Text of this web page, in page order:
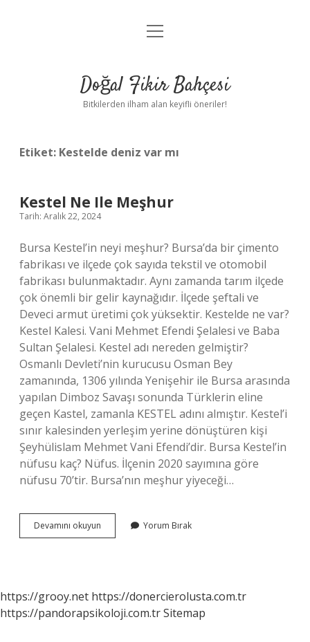
Anasayfa
Yasal Uyarı
menüyü
Doğal Fikir Bahçesi
Bitkilerden ilham alan keyifli öneriler!
Etiket: Kestelde deniz var mı
Kestel Ne Ile Meşhur
Tarih: Aralık 22, 2024
Bursa Kestel’in neyi meşhur? Bursa’da bir çimento
fabrikası ve ilçede çok sayıda tekstil ve otomobil
fabrikası bulunmaktadır. Aynı zamanda tarım ilçede
çok önemli bir gelir kaynağıdır. İlçede şeftali ve
Deveci armut üretimi çok yüksektir. Kestelde ne var?
Kestel Kalesi. Vani Mehmet Efendi Şelalesi ve Baba
Sultan Şelalesi. Kestel adı nereden gelmiştir?
Osmanlı Devleti’nin kurucusu Osman Bey
zamanında, 1306 yılında Yenişehir ile Bursa arasında
yapılan Dimboz Savaşı sonunda Türklerin eline
geçen Kastel, zamanla KESTEL adını almıştır. Kestel’i
sınır kalesinden yerleşim yerine dönüştüren kişi
Şeyhülislam Mehmet Vani Efendi’dir. Bursa Kestel’in
nüfusu kaç? Nüfus. İlçenin 2020 sayımına göre
nüfusu 70’tir. Bursa’nın meşhur yiyeceği…
Devamını okuyun
Ne
Yorum Bırak
https://grooy.net https://donercierolusta.com.tr
https://pandorapsikoloji.com.trSitemap